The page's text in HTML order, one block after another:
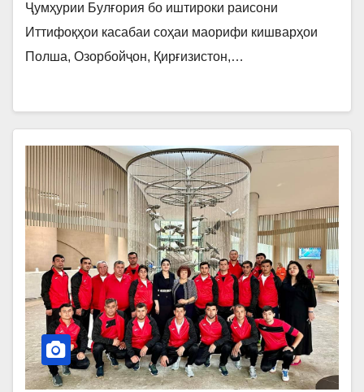
Ҷумҳурии Булғория бо иштироки раисони
Иттифоқҳои касабаи соҳаи маорифи кишварҳои
Полша, Озорбойҷон, Қирғизистон,…